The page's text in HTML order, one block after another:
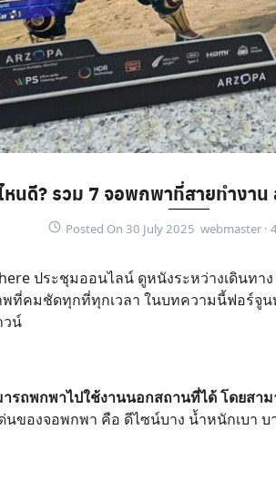
นดี? รวม 7 จอพกพาที่สายทำงา
Posted On 30 July 2025 webmaster ·
ประชุมออนไลน์ ดูหนังระหว่างเดินทา
ที่คมชัดทุกที่ทุกเวลา ในบทความนี้ฟอร์จู
วน์
รถพกพาไปใช้งานนอกสถานที่ได้ โดยสา
นของจอพกพา คือ ดีไซน์บาง น้ำหนักเบา